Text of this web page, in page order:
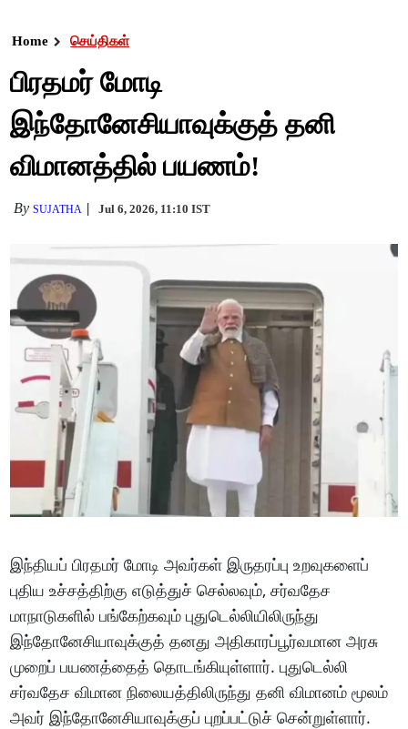
Home செய்திகள்
பிரதமர் மோடி
இந்தோனேசியாவுக்குத் தனி
விமானத்தில் பயணம்!
BySUJATHA Jul 6, 2026, 11:10 IST
இந்தியப் பிரதமர் மோடி அவர்கள் இருதரப்பு உறவுகளைப்
புதிய உச்சத்திற்கு எடுத்துச் செல்லவும், சர்வதேச
மாநாடுகளில் பங்கேற்கவும் புதுடெல்லியிலிருந்து
இந்தோனேசியாவுக்குத் தனது அதிகாரப்பூர்வமான அரசு
முறைப் பயணத்தைத் தொடங்கியுள்ளார். புதுடெல்லி
சர்வதேச விமான நிலையத்திலிருந்து தனி விமானம் மூலம்
அவர் இந்தோனேசியாவுக்குப் புறப்பட்டுச் சென்றுள்ளார்.